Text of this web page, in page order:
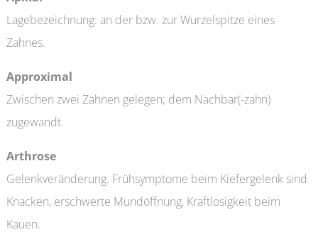
Lagebezeichnung: an der bzw. zur Wurzelspitze eines
Zahnes.
Approximal
Zwischen zwei Zähnen gelegen; dem Nachbar(-zahn)
zugewandt.
Arthrose
Gelenkveränderung. Frühsymptome beim Kiefergelenk sind
Knacken, erschwerte Mundöffnung, Kraftlosigkeit beim
Kauen.